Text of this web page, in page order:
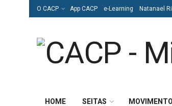
O CACP App CACP e-Learning Natanael
HOME SEITAS